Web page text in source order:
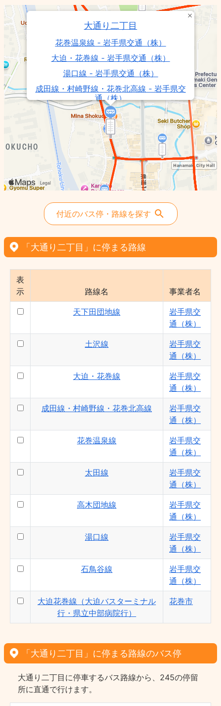
大通り二丁目
花巻温泉線 - 岩手県交通（株）
大迫・花巻線 - 岩手県交通（株）
湯口線 - 岩手県交通（株）
成田線・村崎野線・花巻北高線 - 岩手県交
通（株）
太田線 - 岩手県交通（株）
土沢線 - 岩手県交通（株）
石鳥谷線 - 岩手県交通（株）
大迫花巻線（大迫バスターミナル行・県立
中部病院行） - 花巻市
天下田団地線 - 岩手県交通（株）
付近のバス停・路線を探す
「大通り二丁目」に停まる路線
表
示
路線名 事業者名
天下田団地線
岩手県交
通（株）
土沢線
岩手県交
通（株）
大迫・花巻線
岩手県交
通（株）
成田線・村崎野線・花巻北高線
岩手県交
通（株）
花巻温泉線
岩手県交
通（株）
太田線
岩手県交
通（株）
高木団地線
岩手県交
通（株）
湯口線
岩手県交
通（株）
石鳥谷線
岩手県交
通（株）
大迫花巻線（大迫バスターミナル
行・県立中部病院行）
花巻市
「大通り二丁目」に停まる路線のバス停
大通り二丁目に停車するバス路線から、245の停留
所に直通で行けます。